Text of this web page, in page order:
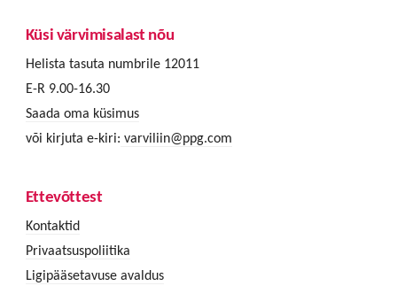
Küsi värvimisalast nõu
Helista tasuta numbrile 12011
E-R 9.00-16.30
Saada oma küsimus
või kirjuta e-kiri: varviliin@ppg.com
Ettevõttest
Kontaktid
Privaatsuspoliitika
Ligipääsetavuse avaldus